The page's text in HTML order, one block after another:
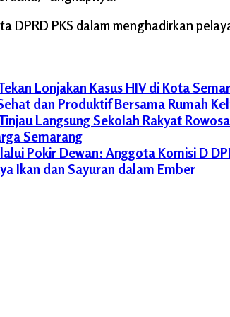
PKS dalam menghadirkan
Lonjakan Kasus HIV di Kota
dan Produktif Bersama Rumah
Langsung Sekolah Rakyat
Semarang
Pokir Dewan: Anggota Komisi D
Ikan dan Sayuran dalam Ember